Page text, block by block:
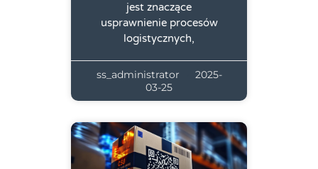
jest znaczące
usprawnienie procesów
logistycznych,
ss_administrator
2025-
03-25